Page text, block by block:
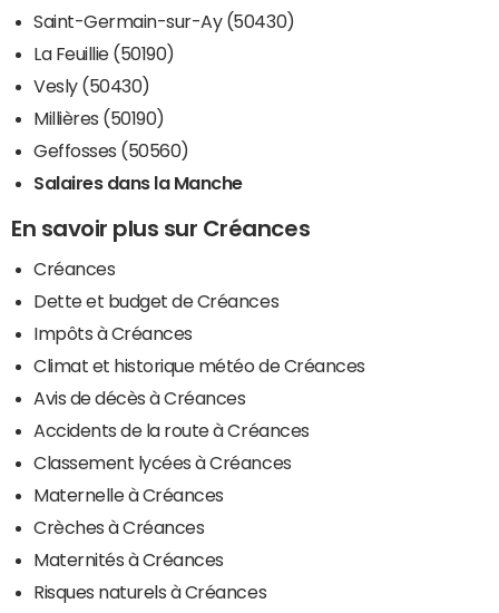
Saint-Germain-sur-Ay (50430)
La Feuillie (50190)
Vesly (50430)
Millières (50190)
Geffosses (50560)
Salaires dans la Manche
En savoir plus sur Créances
Créances
Dette et budget de Créances
Impôts à Créances
Climat et historique météo de Créances
Avis de décès à Créances
Accidents de la route à Créances
Classement lycées à Créances
Maternelle à Créances
Crèches à Créances
Maternités à Créances
Risques naturels à Créances